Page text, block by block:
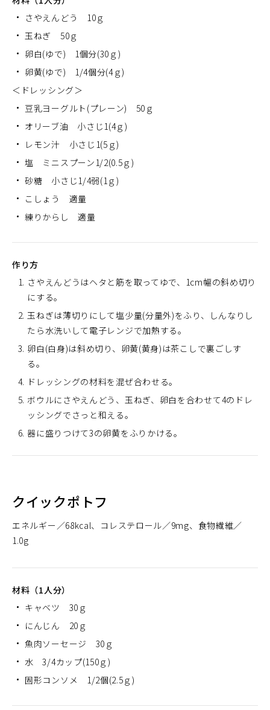
さやえんどう 10ｇ
玉ねぎ 50ｇ
卵白(ゆで) 1個分(30ｇ)
卵黄(ゆで) 1/4個分(4ｇ)
＜ドレッシング＞
豆乳ヨーグルト(プレーン) 50ｇ
オリーブ油 小さじ1(4ｇ)
レモン汁 小さじ1(5ｇ)
塩 ミニスプーン1/2(0.5ｇ)
砂糖 小さじ1/4弱(1ｇ)
こしょう 適量
練りからし 適量
作り方
さやえんどうはヘタと筋を取ってゆで、1cm幅の斜め切り
にする。
玉ねぎは薄切りにして塩少量(分量外)をふり、しんなりし
たら水洗いして電子レンジで加熱する。
卵白(白身)は斜め切り、卵黄(黄身)は茶こしで裏ごしす
る。
ドレッシングの材料を混ぜ合わせる。
ボウルにさやえんどう、玉ねぎ、卵白を合わせて4のドレ
ッシングでさっと和える。
器に盛りつけて3の卵黄をふりかける。
クイックポトフ
エネルギー 68kcal コレステロール 9mg
食物繊維
1.0g
材料（1人分）
キャベツ 30ｇ
にんじん 20ｇ
魚肉ソーセージ 30ｇ
水 3/4カップ(150ｇ)
固形コンソメ 1/2個(2.5ｇ)